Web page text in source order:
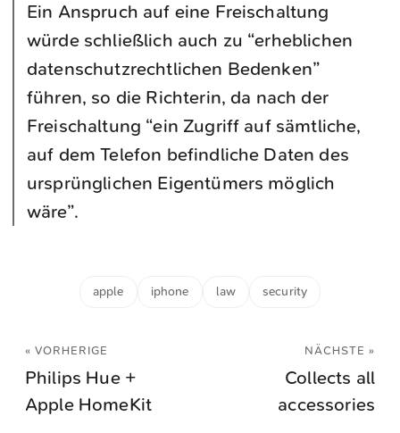
Ein Anspruch auf eine Freischaltung
würde schließlich auch zu “erheblichen
datenschutzrechtlichen Bedenken”
führen, so die Richterin, da nach der
Freischaltung “ein Zugriff auf sämtliche,
auf dem Telefon befindliche Daten des
ursprünglichen Eigentümers möglich
wäre”.
apple iphone law security
« VORHERIGE
Philips Hue +
Apple HomeKit
NÄCHSTE »
Collects all
accessories